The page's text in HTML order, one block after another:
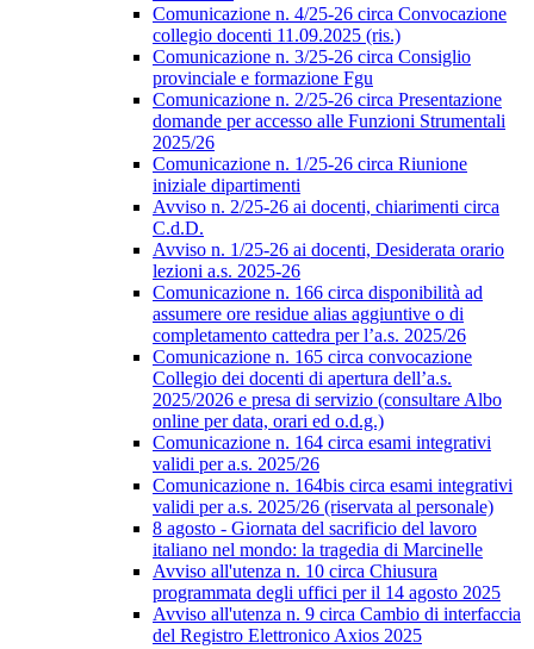
Comunicazione n. 4/25-26 circa Convocazione
collegio docenti 11.09.2025 (ris.)
Comunicazione n. 3/25-26 circa Consiglio
provinciale e formazione Fgu
Comunicazione n. 2/25-26 circa Presentazione
domande per accesso alle Funzioni Strumentali
2025/26
Comunicazione n. 1/25-26 circa Riunione
iniziale dipartimenti
Avviso n. 2/25-26 ai docenti, chiarimenti circa
C.d.D.
Avviso n. 1/25-26 ai docenti, Desiderata orario
lezioni a.s. 2025-26
Comunicazione n. 166 circa disponibilità ad
assumere ore residue alias aggiuntive o di
completamento cattedra per l’a.s. 2025/26
Comunicazione n. 165 circa convocazione
Collegio dei docenti di apertura dell’a.s.
2025/2026 e presa di servizio (consultare Albo
online per data, orari ed o.d.g.)
Comunicazione n. 164 circa esami integrativi
validi per a.s. 2025/26
Comunicazione n. 164bis circa esami integrativi
validi per a.s. 2025/26 (riservata al personale)
8 agosto - Giornata del sacrificio del lavoro
italiano nel mondo: la tragedia di Marcinelle
Avviso all'utenza n. 10 circa Chiusura
programmata degli uffici per il 14 agosto 2025
Avviso all'utenza n. 9 circa Cambio di interfaccia
del Registro Elettronico Axios 2025